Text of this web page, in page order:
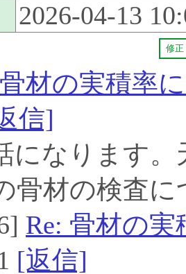
2026-04-13
修正
骨材の実積率
信]
なります。
骨材の検査
Re: 骨材の
[返信]